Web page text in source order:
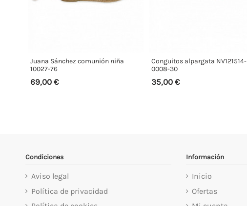
Juana Sánchez comunión niña
10027-76
69,00 €
Conguitos alpargata NV121514-
0008-30
35,00 €
Condiciones
Aviso legal
Política de privacidad
Información
Inicio
Ofertas